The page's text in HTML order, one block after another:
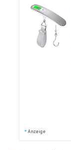
* Anzeige